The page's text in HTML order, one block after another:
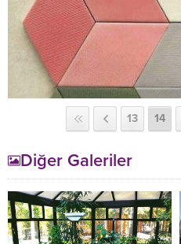
13 14
Diğer Galeriler